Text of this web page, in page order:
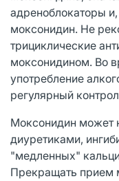
адреноблокаторы
моксонидин. Не
трициклические
моксонидином. Во
употребление
регулярный
Моксонидин может
диуретиками,
"медленных"
Прекращать прием